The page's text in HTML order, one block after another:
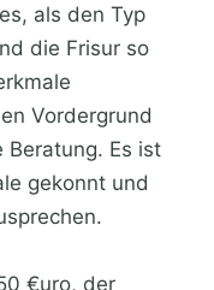
als den Typ
die Frisur so
Vordergrund
Beratung. Es ist
gekonnt und
€uro, der